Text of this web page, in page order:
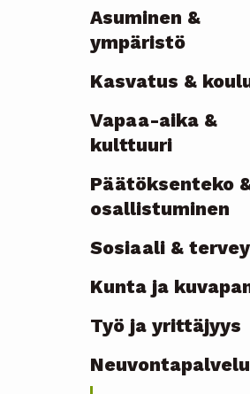
Asuminen &
ympäristö
Kasvatus &
Vapaa-aika &
kulttuuri
Päätöksenteko
osallistuminen
Sosiaali &
Kunta ja
Työ ja yrittäjyys